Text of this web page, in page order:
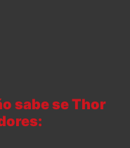
sabe se Thor